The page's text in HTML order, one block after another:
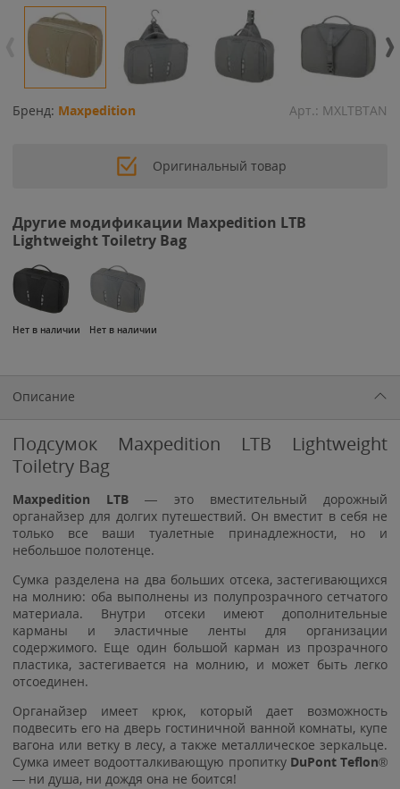
Бренд: Maxpedition Арт.: MXLTBTAN
Оригинальный товар
Другие модификации Maxpedition LTB
Lightweight Toiletry Bag
Нет в наличии Нет в наличии
Описание
Подсумок Maxpedition LTB Lightweight
Toiletry Bag
Maxpedition LTB — это вместительный дорожный
органайзер для долгих путешествий. Он вместит в себя не
только все ваши туалетные принадлежности, но и
небольшое полотенце.
Сумка разделена на два больших отсека, застегивающихся
на молнию: оба выполнены из полупрозрачного сетчатого
материала. Внутри отсеки имеют дополнительные
карманы и эластичные ленты для организации
содержимого. Еще один большой карман из прозрачного
пластика, застегивается на молнию, и может быть легко
отсоединен.
Органайзер имеет крюк, который дает возможность
подвесить его на дверь гостиничной ванной комнаты, купе
вагона или ветку в лесу, а также металлическое зеркальце.
Сумка имеет водоотталкивающую пропитку DuPont Teflon®
— ни душа, ни дождя она не боится!